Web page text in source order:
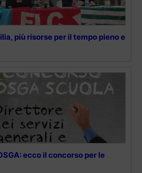
più risorse per il tempo pieno e
ecco il concorso per le